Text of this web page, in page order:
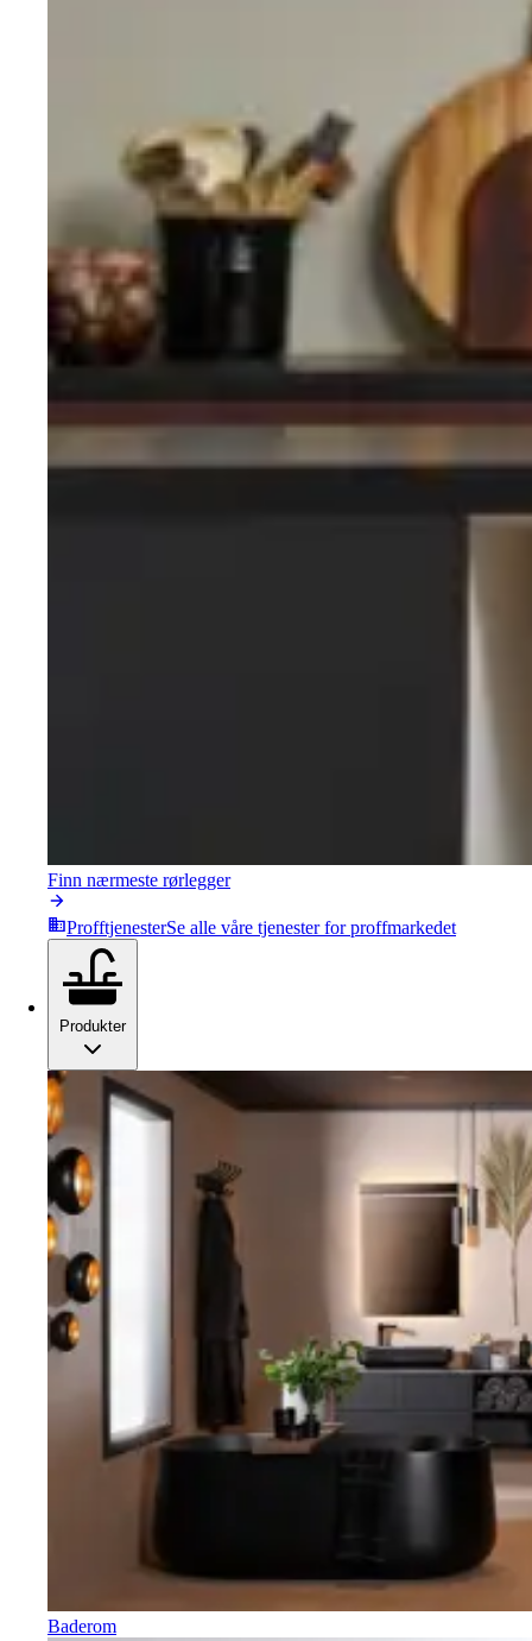
Finn nærmeste rørlegger
ProfftjenesterSe alle våre tjenester for proffmarkedet
Produkter
Baderom